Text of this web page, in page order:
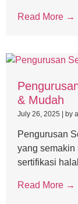
Read More →
& Mudah
July 26, 2025 by
Pengurusan
yang semakin
sertifikasi
Read More →